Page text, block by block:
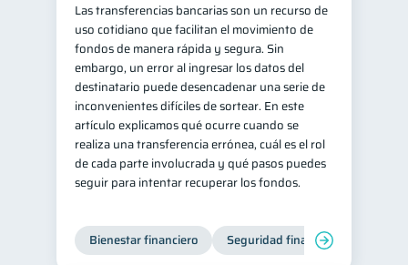
Salud financiera 12
Productos financieros 11
Organización Financiera 10
Deudas 10 Préstamos 8
Ahorro Consejos
Tarjeta de crédito 6
Historial crediticio
Ciberseguridad
Servicios
Las transferencias bancarias son un recurso de
uso cotidiano que facilitan el movimiento de
fondos de manera rápida y segura. Sin
embargo, un error al ingresar los datos del
destinatario puede desencadenar una serie de
inconvenientes difíciles de sortear. En este
artículo explicamos qué ocurre cuando se
realiza una transferencia errónea, cuál es el rol
de cada parte involucrada y qué pasos puedes
seguir para intentar recuperar los fondos.
Bienestar financiero Seguridad financiera